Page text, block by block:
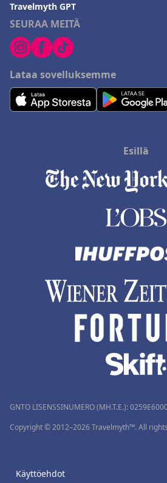
SEURAA MEITÄ
Lataa sovelluksemme
Travelmyth GPT
Esillä
GNTO LISENSSINUMERO (MH.T.E.):
Copyright © 2012–2026 Travelmyth™. All
Käyttöehdot